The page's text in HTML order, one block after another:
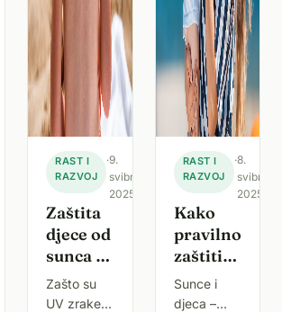
RAST I
RAZVOJ
·9.
svibnja
2025.
Zaštita
djece od
sunca –
kako
spriječiti
Zašto su
UV zrake
RAST I
RAZVOJ
·8.
svibnja
2025.
Kako
pravilno
zaštititi
dječju
kožu od
Sunce i
djeca –